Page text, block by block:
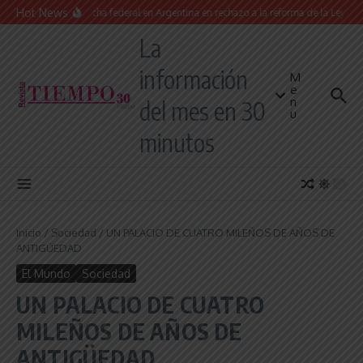
Saltar al contenido
Hot News
Masiva marcha federal en Argentina en rechazo a la reforma de la Ley de
La
información
del mes en 30
minutos
M
e
n
u
Inicio / Sociedad / UN PALACIO DE CUATRO MILEÑOS DE AÑOS DE
ANTIGÜEDAD
El Mundo Sociedad
UN PALACIO DE CUATRO
MILEÑOS DE AÑOS DE